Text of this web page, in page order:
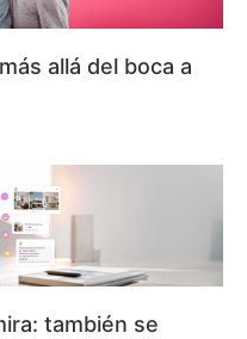
allá del boca a
también se